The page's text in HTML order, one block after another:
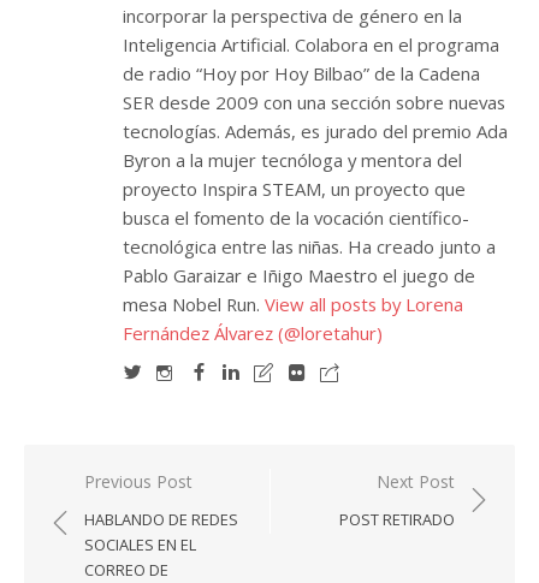
incorporar la perspectiva de género en la
Inteligencia Artificial. Colabora en el programa
de radio “Hoy por Hoy Bilbao” de la Cadena
SER desde 2009 con una sección sobre nuevas
tecnologías. Además, es jurado del premio Ada
Byron a la mujer tecnóloga y mentora del
proyecto Inspira STEAM, un proyecto que
busca el fomento de la vocación científico-
tecnológica entre las niñas. Ha creado junto a
Pablo Garaizar e Iñigo Maestro el juego de
mesa Nobel Run. View all posts by Lorena
Fernández Álvarez (@loretahur)
Navegación
de
entradas
Previous Post
HABLANDO DE REDES
SOCIALES EN EL
CORREO DE
Next Post
POST RETIRADO